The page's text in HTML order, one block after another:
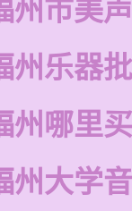
州市美
州乐器
州哪里
州大学